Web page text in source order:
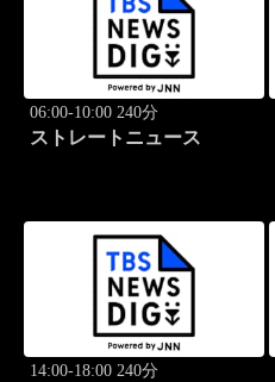
06:00-10:00 240分
ストレートニュース
14:00-18:00 240分